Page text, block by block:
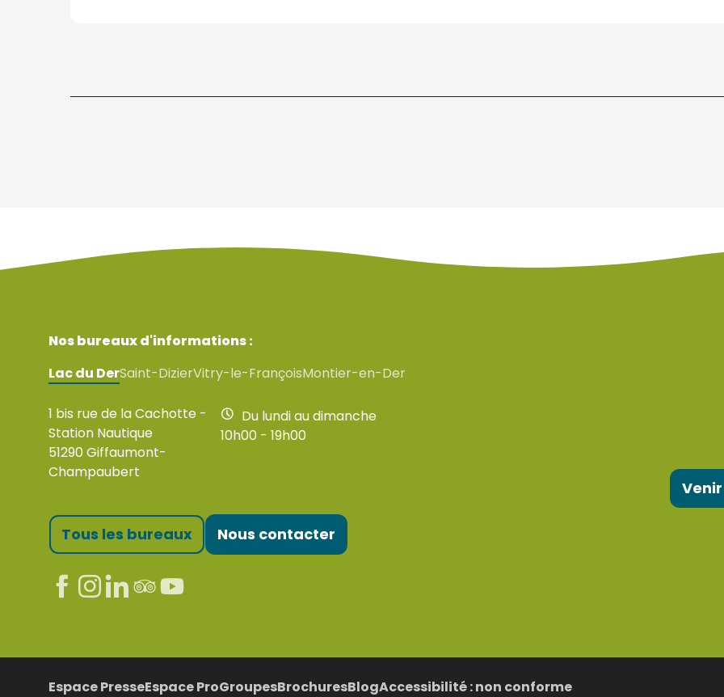
Nos bureaux d'informations :
Lac du DerSaint-DizierVitry-le-FrançoisMontier-en-Der
1 bis rue de la Cachotte -
Station Nautique
51290 Giffaumont-
Champaubert
Du lundi au dimanche
10h00 - 19h00
Tous les bureaux Nous contacter
Espace PresseEspace ProGroupesBrochuresBlogAccessibilité : non conforme